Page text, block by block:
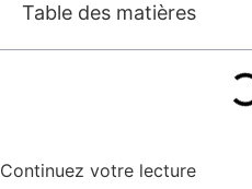
Table des matières
Continuez votre lecture